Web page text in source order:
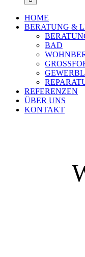
HOME
BERATUNG &
BAD
REFERENZEN
ÜBER UNS
KONTAKT